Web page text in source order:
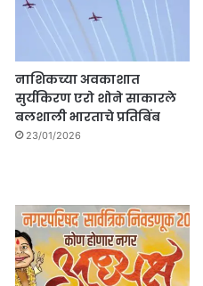
नाशिकच्या अवकाशात
सुर्यकिरण एरो शोने साकारले
बलशाली भारताचे प्रतिबिंब
23/01/2026